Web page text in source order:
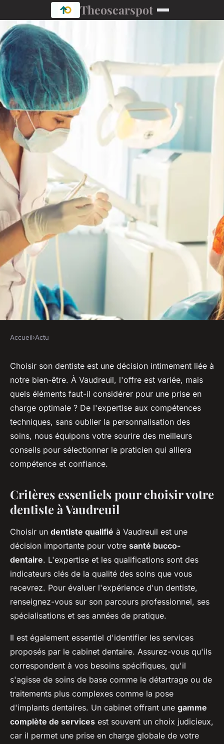
Theoscarspot
Trouver le meilleur dentiste à
vaudreuil : guide et conseils
Océane •6 juillet 2024•2 min de lecture
Accueil›Actu
Choisir son dentiste est une décision intimement liée à
notre bien-être. À Vaudreuil, l'offre est variée, mais
quels éléments faut-il considérer pour une prise en
charge optimale ? De l'expertise aux compétences
techniques, sans oublier la personnalisation des
soins, nous équipons votre sourire des meilleurs
conseils pour sélectionner le praticien qui alliera
compétence et confiance.
Critères essentiels pour choisir votre
dentiste à Vaudreuil
Choisir un dentiste qualifié à Vaudreuil est une
décision importante pour votre santé bucco-
dentaire. L'expertise et les qualifications sont des
indicateurs clés de la qualité des soins que vous
recevrez. Pour évaluer l'expérience d'un dentiste,
renseignez-vous sur son parcours professionnel, ses
spécialisations et ses années de pratique.
Il est également essentiel d'identifier les services
proposés par le cabinet dentaire. Assurez-vous qu'ils
correspondent à vos besoins spécifiques, qu'il
s'agisse de soins de base comme le détartrage ou de
traitements plus complexes comme la pose
d'implants dentaires. Un cabinet offrant une gamme
complète de services est souvent un choix judicieux,
car il permet une prise en charge globale de votre